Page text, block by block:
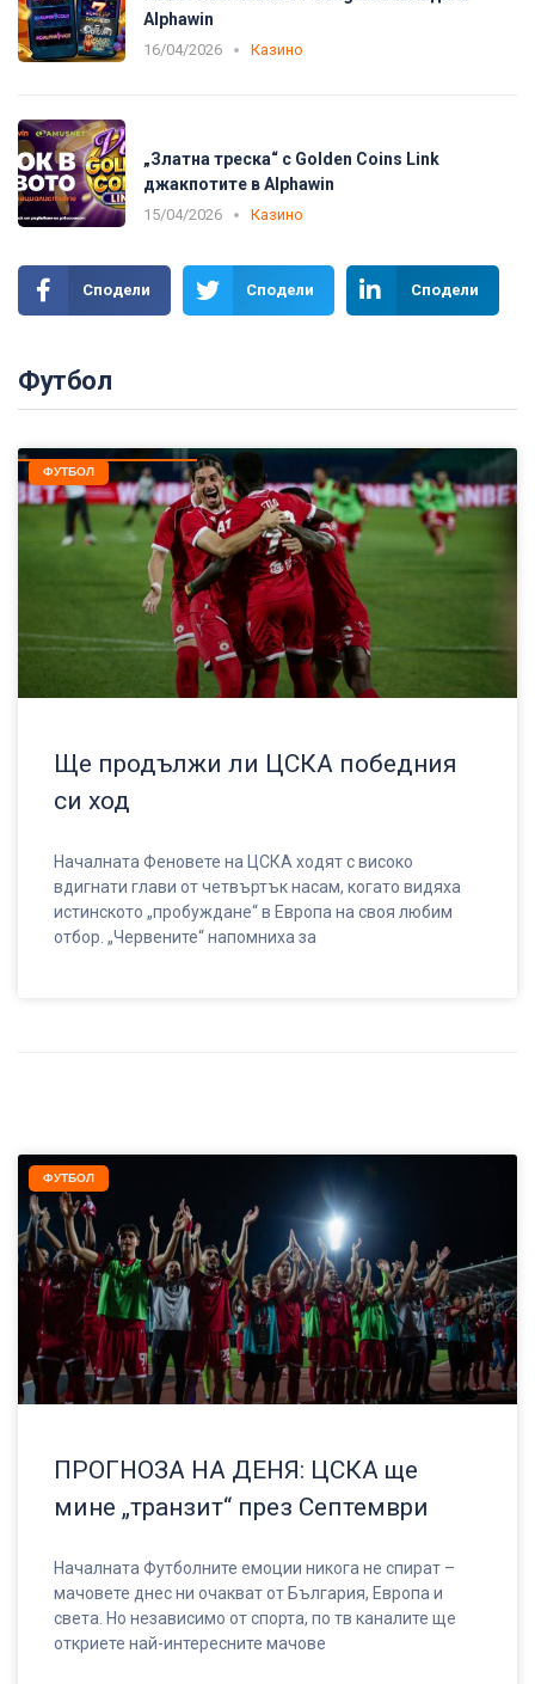
Alphawin
16/04/2026 Казино
„Златна треска“ с Golden Coins Link
джакпотите в Alphawin
15/04/2026 Казино
Сподели Сподели Сподели
Футбол
ФУТБОЛ
Ще продължи ли ЦСКА победния
си ход
Началната Феновете на ЦСКА ходят с високо
вдигнати глави от четвъртък насам, когато видяха
истинското „пробуждане“ в Европа на своя любим
отбор. „Червените“ напомниха за
ФУТБОЛ
ПРОГНОЗА НА ДЕНЯ: ЦСКА ще
мине „транзит“ през Септември
Началната Футболните емоции никога не спират –
мачовете днес ни очакват от България, Европа и
света. Но независимо от спорта, по тв каналите ще
откриете най-интересните мачове